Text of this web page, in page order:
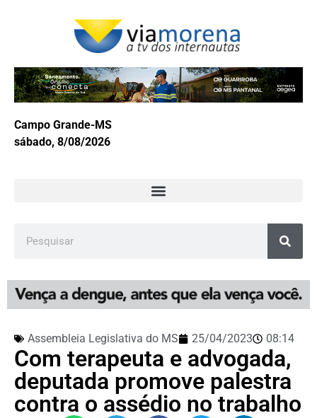
Campo Grande-MS
sábado, 8/08/2026
Assembleia Legislativa do MS 25/04/2023 08:14
Com terapeuta e advogada,
deputada promove palestra
contra o assédio no trabalho